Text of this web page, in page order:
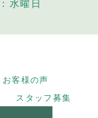
お客様の声
スタッフ募集